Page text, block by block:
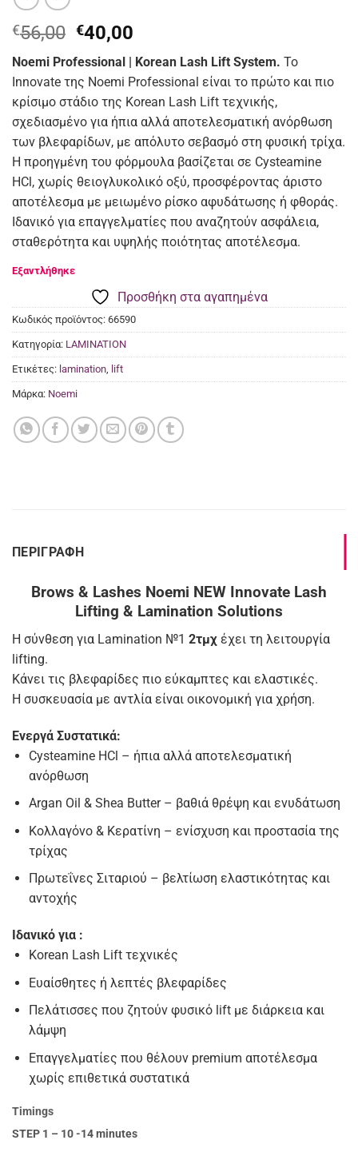
€56,00 Original
price
was:
€56,00.
€40,00
τρέχουσα
τιμή
είναι:
€40,00.
Noemi Professional | Korean Lash Lift System. Το
Innovate της Noemi Professional είναι το πρώτο και πιο
κρίσιμο στάδιο της Korean Lash Lift τεχνικής,
σχεδιασμένο για ήπια αλλά αποτελεσματική ανόρθωση
των βλεφαρίδων, με απόλυτο σεβασμό στη φυσική τρίχα.
Η προηγμένη του φόρμουλα βασίζεται σε Cysteamine
HCl, χωρίς θειογλυκολικό οξύ, προσφέροντας άριστο
αποτέλεσμα με μειωμένο ρίσκο αφυδάτωσης ή φθοράς.
Ιδανικό για επαγγελματίες που αναζητούν ασφάλεια,
σταθερότητα και υψηλής ποιότητας αποτέλεσμα.
Προσθήκη στα αγαπημένα
Κωδικός προϊόντος: 66590
Κατηγορία: LAMINATION
Ετικέτες: lamination, lift
Μάρκα: Noemi
ΠΕΡΙΓΡΑΦΉ
Brows & Lashes Noemi NEW Innovate Lash
Lifting & Lamination Solutions
Η σύνθεση για Lamination №1 2τμχ έχει τη λειτουργία
lifting.
Κάνει τις βλεφαρίδες πιο εύκαμπτες και ελαστικές.
Η συσκευασία με αντλία είναι οικονομική για χρήση.
Ενεργά Συστατικά:
Cysteamine HCl – ήπια αλλά αποτελεσματική
ανόρθωση
Argan Oil & Shea Butter – βαθιά θρέψη και ενυδάτωση
Κολλαγόνο & Κερατίνη – ενίσχυση και προστασία της
τρίχας
Πρωτεΐνες Σιταριού – βελτίωση ελαστικότητας και
αντοχής
Ιδανικό για :
Korean Lash Lift τεχνικές
Ευαίσθητες ή λεπτές βλεφαρίδες
Πελάτισσες που ζητούν φυσικό lift με διάρκεια και
λάμψη
Επαγγελματίες που θέλουν premium αποτέλεσμα
χωρίς επιθετικά συστατικά
Timings
STEP 1 – 10 -14 minutes